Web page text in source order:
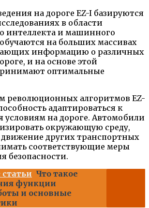
на дороге EZ-I базируются
в области
интеллекта и машинного
на больших массивах
информацию о различных
и на основе этой
оптимальные
революционных алгоритмов EZ-
адаптироваться к
на дороге. Автомобили
окружающую среду,
движение других транспортных
соответствующие меры
безопасности.
Что такое
функции
и основные